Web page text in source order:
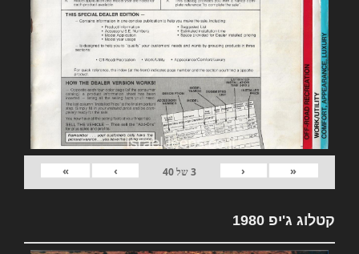
«
‹
3של40
›
»
קטלוג ג'יפ 1980